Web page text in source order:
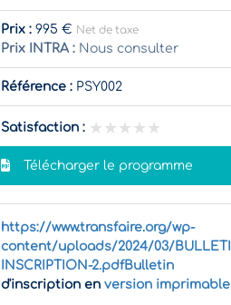
Prix : 995 € Net de taxe
Prix INTRA : Nous consulter
Référence : PSY002
Satisfaction : ★★★★★
★★★★★
Télécharger le programme
https://www.transfaire.org/wp-
content/uploads/2024/03/
INSCRIPTION-2.pdfBulletin
d'inscription en version imprimable